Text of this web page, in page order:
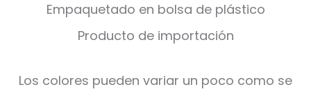
Empaquetado en bolsa de plástico
Producto de importación
Los colores pueden variar un poco como se